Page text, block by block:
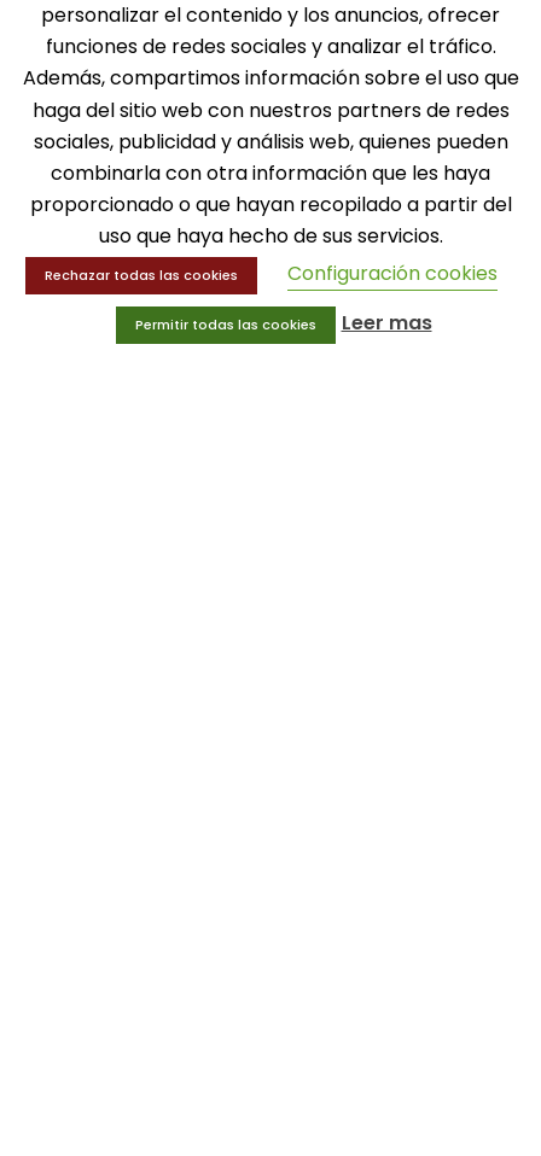
SOLICITA INFORMACIÓN
Balones
Educación física
Entrenamiento y educación física
personalizar el contenido y los anuncios, ofrecer
funciones de redes sociales y analizar el tráfico.
Además, compartimos información sobre el uso que
haga del sitio web con nuestros partners de redes
sociales, publicidad y análisis web, quienes pueden
combinarla con otra información que les haya
proporcionado o que hayan recopilado a partir del
uso que haya hecho de sus servicios.
Rechazar todas las cookies Configuración cookies
Permitir todas las cookies Leer mas